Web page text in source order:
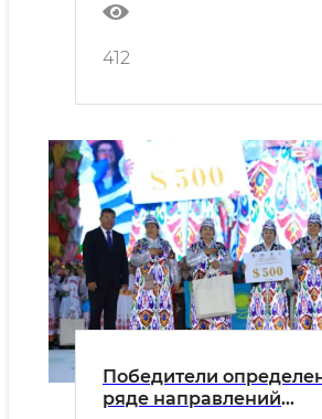
412
Победители
ряде направлений